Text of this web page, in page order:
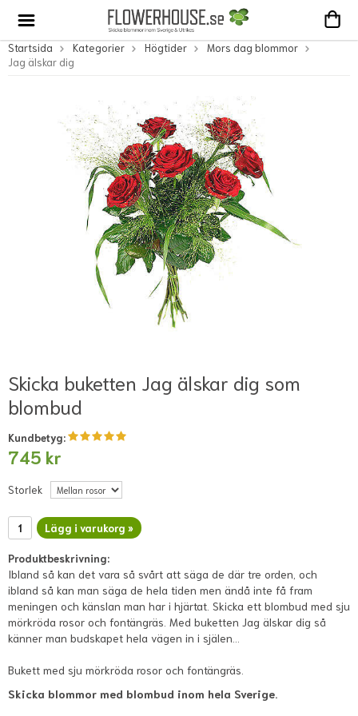
Startsida Kategorier Högtider
Mors dag blommor
Jag älskar dig
Skicka buketten Jag älskar dig som
blombud
Kundbetyg:
745 kr
Storlek
Lägg i varukorg »
Produktbeskrivning:
Ibland så kan det vara så svårt att säga de där tre orden, och
ibland så kan man säga de hela tiden men ändå inte få fram
meningen och känslan man har i hjärtat. Skicka ett blombud med sju
mörkröda rosor och fontängräs. Med buketten Jag älskar dig så
känner man budskapet hela vägen in i själen…
Bukett med sju mörkröda rosor och fontängräs.
Skicka blommor med blombud inom hela Sverige.